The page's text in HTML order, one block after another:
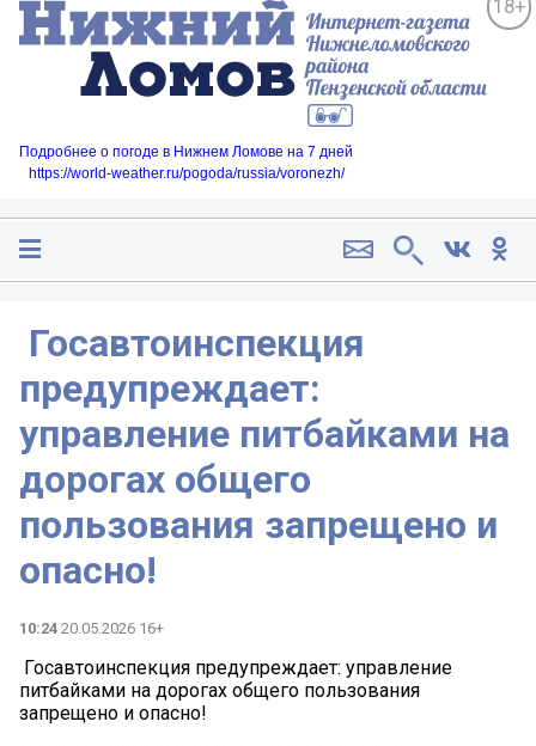
18+
Подробнее о погоде в Нижнем Ломове на 7 дней
https://world-weather.ru/pogoda/russia/voronezh/
️️️️️️ Госавтоинспекция
предупреждает:
управление питбайками на
дорогах общего
пользования запрещено и
опасно!
10:24 20.05.2026 16+
️️️️️️ Госавтоинспекция предупреждает: управление
питбайками на дорогах общего пользования
запрещено и опасно!